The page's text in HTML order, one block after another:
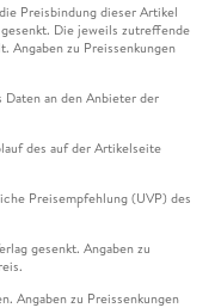
Preisbindung dieser Artikel
Die jeweils zutreffende
Angaben zu Preissenkungen
an den Anbieter der
des auf der Artikelseite
Preisempfehlung (UVP) des
gesenkt. Angaben zu
Angaben zu Preissenkungen